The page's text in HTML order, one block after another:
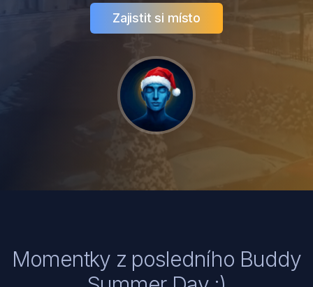
Zajistit si místo
Momentky z posledního Buddy